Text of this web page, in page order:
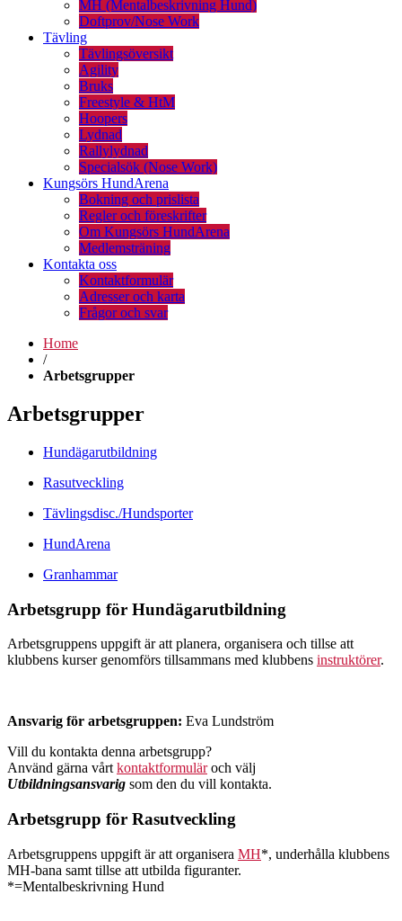
MH (Mentalbeskrivning Hund)
Doftprov/Nose Work
Tävling
Tävlingsöversikt
Agility
Bruks
Freestyle & HtM
Hoopers
Lydnad
Rallylydnad
Specialsök (Nose Work)
Kungsörs HundArena
Bokning och prislista
Regler och föreskrifter
Om Kungsörs HundArena
Medlemsträning
Kontakta oss
Kontaktformulär
Adresser och karta
Frågor och svar
Home
/
Arbetsgrupper
Arbetsgrupper
Hundägarutbildning
Rasutveckling
Tävlingsdisc./Hundsporter
HundArena
Granhammar
Arbetsgrupp för Hundägarutbildning
Arbetsgruppens uppgift är att planera, organisera och tillse att
klubbens kurser genomförs tillsammans med klubbens instruktörer.
Ansvarig för arbetsgruppen: Eva Lundström
Vill du kontakta denna arbetsgrupp?
Använd gärna vårt kontaktformulär och välj
Utbildningsansvarig som den du vill kontakta.
Arbetsgrupp för Rasutveckling
Arbetsgruppens uppgift är att organisera MH*, underhålla klubbens
MH-bana samt tillse att utbilda figuranter.
*=Mentalbeskrivning Hund